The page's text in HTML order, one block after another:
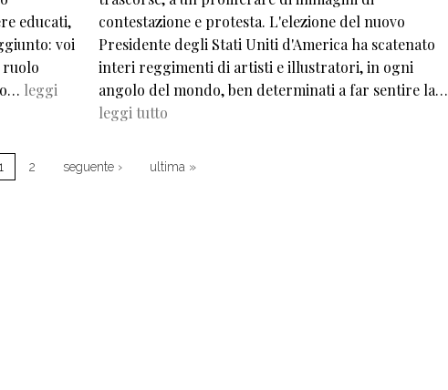
educati,
voi
ruolo
leggi
contestazione e protesta. L'elezione del nuovo
Presidente degli Stati Uniti d'America ha scatenato
interi reggimenti di artisti e illustratori, in ogni
angolo del mondo, ben determinati a far sentire la…
leggi tutto
2 seguente ›Next page
ultima »Last page